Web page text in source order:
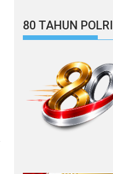
80 TAHUN POLRI